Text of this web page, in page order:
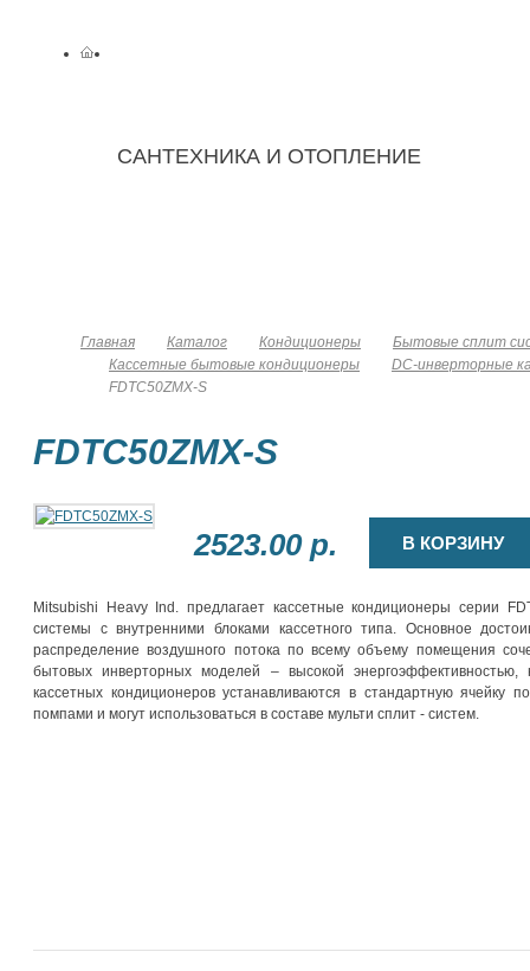
САНТЕХНИКА И ОТОПЛЕНИЕ
Главная Каталог Кондиционеры
Бытовые сплит
Кассетные бытовые кондиционеры
DC-инверторные
FDTC50ZMX-S
FDTC50ZMX-S
2523.00 р. В КОРЗИНУ
Mitsubishi Heavy Ind. предлагает кассетные кондиционеры серии
системы с внутренними блоками кассетного типа. Основное
распределение воздушного потока по всему объему помещения
бытовых инверторных моделей – высокой
кассетных кондиционеров устанавливаются в стандартную ячейку
помпами и могут использоваться в составе мульти сплит - систем.